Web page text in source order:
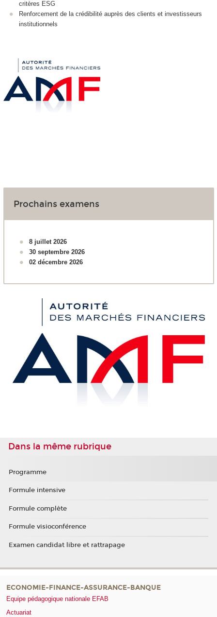
critères ESG
Renforcement de la crédibilité auprès des clients et investisseurs
institutionnels
Prochains examens
8 juillet 2026
30 septembre 2026
02 décembre 2026
Dans la même rubrique
Programme
Formule intensive
Formule complète
Formule visioconférence
Examen candidat libre et rattrapage
ECONOMIE-FINANCE-ASSURANCE-BANQUE
Equipe pédagogique nationale EFAB
Actuariat